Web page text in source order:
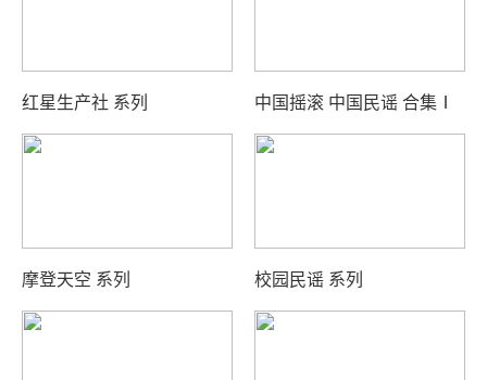
红星生产社 系列 中国摇滚 中国民谣 合集Ⅰ
摩登天空 系列 校园民谣 系列